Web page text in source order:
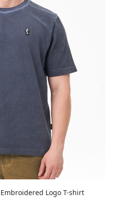
Embroidered Logo T-shirt